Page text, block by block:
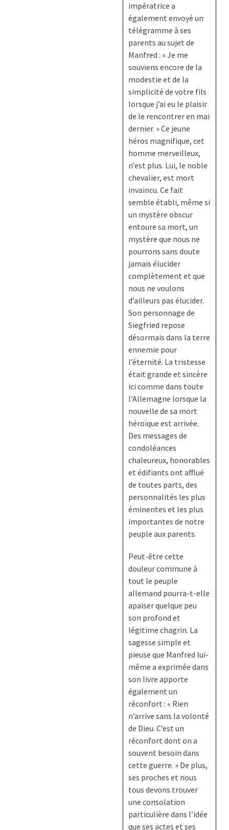
impératrice a
également envoyé un
télégramme à ses
parents au sujet de
Manfred : « Je me
souviens encore de la
modestie et de la
simplicité de votre fils
lorsque j’ai eu le plaisir
de le rencontrer en mai
dernier. » Ce jeune
héros magnifique, cet
homme merveilleux,
n’est plus. Lui, le noble
chevalier, est mort
invaincu. Ce fait
semble établi, même si
un mystère obscur
entoure sa mort, un
mystère que nous ne
pourrons sans doute
jamais élucider
complètement et que
nous ne voulons
d’ailleurs pas élucider.
Son personnage de
Siegfried repose
désormais dans la terre
ennemie pour
l’éternité. La tristesse
était grande et sincère
ici comme dans toute
l’Allemagne lorsque la
nouvelle de sa mort
héroïque est arrivée.
Des messages de
condoléances
chaleureux, honorables
et édifiants ont afflué
de toutes parts, des
personnalités les plus
éminentes et les plus
importantes de notre
peuple aux parents.
Peut-être cette
douleur commune à
tout le peuple
allemand pourra-t-elle
apaiser quelque peu
son profond et
légitime chagrin. La
sagesse simple et
pieuse que Manfred lui-
même a exprimée dans
son livre apporte
également un
réconfort : « Rien
n’arrive sans la volonté
de Dieu. C’est un
réconfort dont on a
souvent besoin dans
cette guerre. » De plus,
ses proches et nous
tous devons trouver
une consolation
particulière dans l’idée
que ses actes et ses